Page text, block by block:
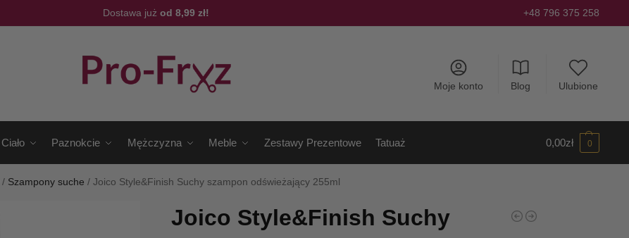
Dostawa już od 8,99 zł! +48 796 375 258
Moje konto Blog Ulubione
Ciało Paznokcie Mężczyzna Meble Zestawy Prezentowe Tatuaż 0,00zł 0
/ Szampony suche /Joico Style&Finish Suchy szampon odświeżający 255ml
Joico Style&Finish Suchy